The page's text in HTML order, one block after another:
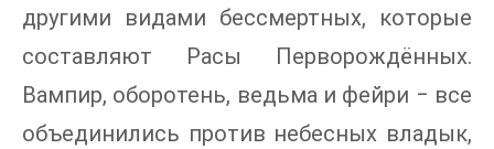
другими видами бессмертных, которые
составляют Расы Перворождённых.
Вампир, оборотень, ведьма и фейри ‒ все
объединились против небесных владык,